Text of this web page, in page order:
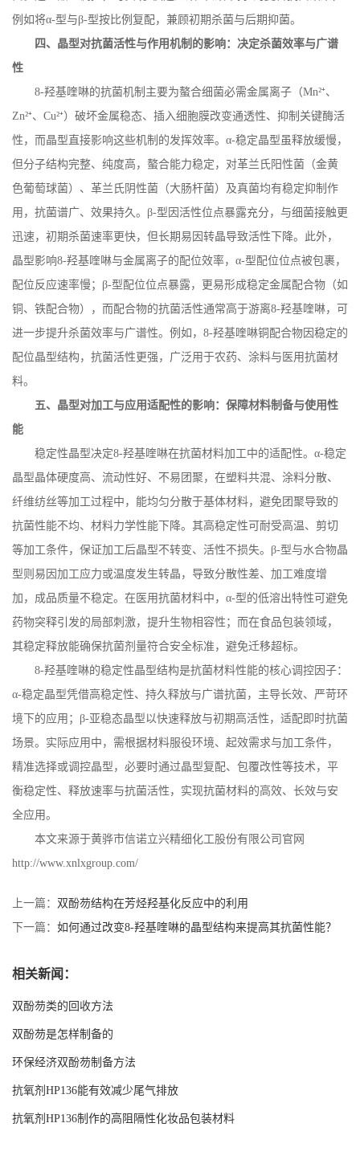
例如将α-型与β-型按比例复配，兼顾初期杀菌与后期抑菌。
四、晶型对抗菌活性与作用机制的影响：决定杀菌效率与广谱
性
8-羟基喹啉的抗菌机制主要为螯合细菌必需金属离子（Mn²⁺、
Zn²⁺、 Cu²⁺）破坏金属稳态、插入细胞膜改变通透性、抑制关键酶活
性，而晶型直接影响这些机制的发挥效率。α-稳定晶型虽释放缓慢，
但分子结构完整、纯度高，螯合能力稳定，对革兰氏阳性菌（金黄
色葡萄球菌）、革兰氏阴性菌（大肠杆菌）及真菌均有稳定抑制作
用，抗菌谱广、效果持久。 β-型因活性位点暴露充分，与细菌接触更
迅速，初期杀菌速率更快，但长期易因转晶导致活性下降。此外，
晶型影响8-羟基喹啉与金属离子的配位效率， α-型配位位点被包裹，
配位反应速率慢； β-型配位位点暴露，更易形成稳定金属配合物（如
铜、铁配合物），而配合物的抗菌活性通常高于游离8-羟基喹啉，可
进一步提升杀菌效率与广谱性。例如， 8‑羟基喹啉铜配合物因稳定的
配位晶型结构，抗菌活性更强，广泛用于农药、涂料与医用抗菌材
料。
五、晶型对加工与应用适配性的影响：保障材料制备与使用性
能
稳定性晶型决定8‑羟基喹啉在抗菌材料加工中的适配性。α-稳定
晶型晶体硬度高、流动性好、不易团聚，在塑料共混、涂料分散、
纤维纺丝等加工过程中，能均匀分散于基体材料，避免团聚导致的
抗菌性能不均、材料力学性能下降。其高稳定性可耐受高温、剪切
等加工条件，保证加工后晶型不转变、活性不损失。 β-型与水合物晶
型则易因加工应力或温度发生转晶，导致分散性差、加工难度增
加，成品质量不稳定。在医用抗菌材料中， α-型的低溶出特性可避免
药物突释引发的局部刺激，提升生物相容性；而在食品包装领域，
其稳定释放能确保抗菌剂量符合安全标准，避免迁移超标。
8-羟基喹啉的稳定性晶型结构是抗菌材料性能的核心调控因子：
α-稳定晶型凭借高稳定性、持久释放与广谱抗菌，主导长效、严苛环
境下的应用； β-亚稳态晶型以快速释放与初期高活性，适配即时抗菌
场景。实际应用中，需根据材料服役环境、起效需求与加工条件，
精准选择或调控晶型，必要时通过晶型复配、包覆改性等技术，平
衡稳定性、释放速率与抗菌活性，实现抗菌材料的高效、长效与安
全应用。
本文来源于黄骅市信诺立兴精细化工股份有限公司官网
http://www.xnlxgroup.com/
上一篇： 双酚芴结构在芳烃羟基化反应中的利用
下一篇： 如何通过改变8-羟基喹啉的晶型结构来提高其抗菌性能？
相关新闻：
双酚芴类的回收方法
双酚芴是怎样制备的
环保经济双酚芴制备方法
抗氧剂HP136能有效减少尾气排放
抗氧剂HP136制作的高阻隔性化妆品包装材料